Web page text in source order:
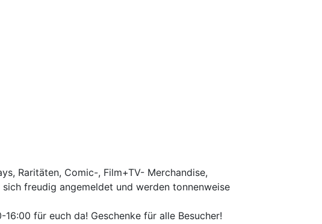
Raritäten, Comic-, Film+TV- Merchandise,
freudig angemeldet und werden tonnenweise
für euch da! Geschenke für alle Besucher!